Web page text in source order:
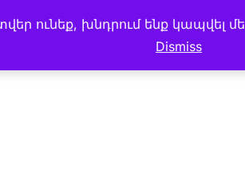
ունեք, խնդրում ենք կապվել
Dismiss
CAKE & BREAD My